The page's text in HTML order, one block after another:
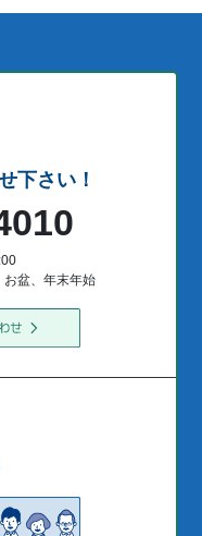
下さい！
盆、年末年始